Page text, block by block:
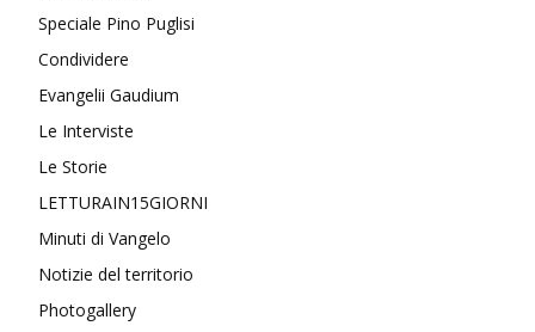
Speciale Pino Puglisi
Condividere
Evangelii Gaudium
Le Interviste
Le Storie
LETTURAIN15GIORNI
Minuti di Vangelo
Notizie del territorio
Photogallery